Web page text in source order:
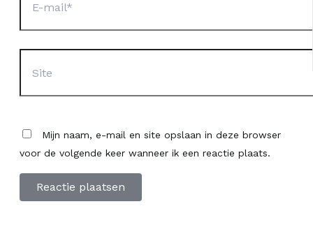
mail*
Mijn naam, e-mail en site opslaan in deze browser
voor de volgende keer wanneer ik een reactie plaats.